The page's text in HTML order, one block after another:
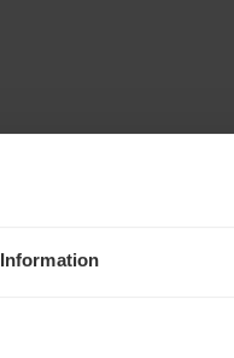
Information